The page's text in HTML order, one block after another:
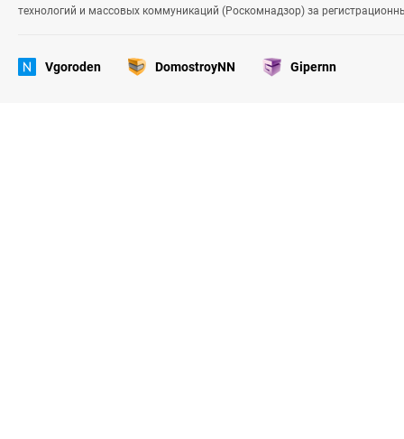
технологий и массовых коммуникаций (Роскомнадзор) за
Vgoroden DomostroyNN Gipernn